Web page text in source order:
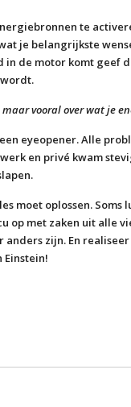
te
je belangrijkste
de motor komt geef
vooral over wat je
eyeopener. Alle
en privé kwam
moet oplossen.
op met zaken uit alle
zijn. En
Einstein!